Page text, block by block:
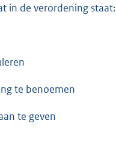
in de verordening staat:
te benoemen
te geven